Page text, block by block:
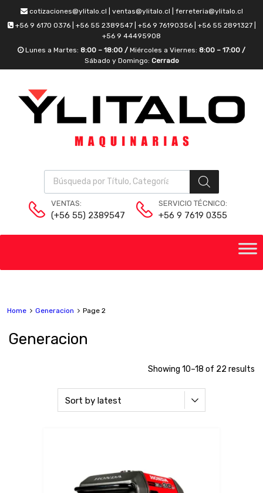
cotizaciones@ylitalo.cl | ventas@ylitalo.cl | ferreteria@ylitalo.cl
+56 9 6170 0376 | +56 55 2389547 | +56 9 76190356 | +56 55 2891327 |
+56 9 44495908
Lunes a Martes: 8:00 – 18:00 / Miércoles a Viernes: 8:00 – 17:00 /
Sábado y Domingo: Cerrado
VENTAS:
(+56 55) 2389547
SERVICIO TÉCNICO:
+56 9 7619 0355
Home Generacion Page 2
Generacion
Showing 10–18 of 22 results